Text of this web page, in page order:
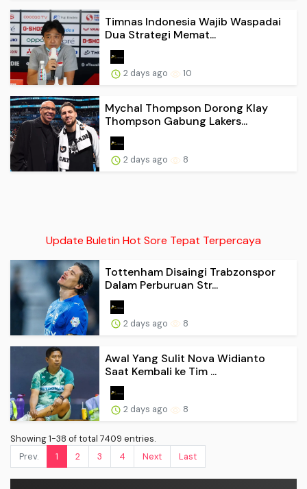
Timnas Indonesia Wajib Waspadai
Dua Strategi Memat...
2 days ago 10
Mychal Thompson Dorong Klay
Thompson Gabung Lakers...
2 days ago 8
Update Buletin Hot Sore Tepat Terpercaya
Tottenham Disaingi Trabzonspor
Dalam Perburuan Str...
2 days ago 8
Awal Yang Sulit Nova Widianto
Saat Kembali ke Tim ...
2 days ago 8
Showing 1-38 of total 7409 entries.
Prev.
1 2 3 4 Next Last